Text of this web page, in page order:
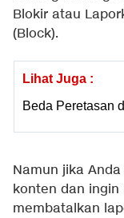
Blokir atau
(Block).
Lihat Juga :
Beda Peretasan
Namun jika
konten dan ingin
membatalkan